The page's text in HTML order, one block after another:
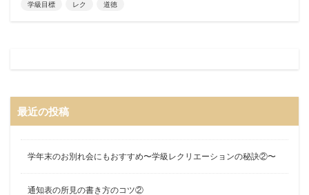
学級目標 レク 道徳
最近の投稿
学年末のお別れ会にもおすすめ〜学級レクリエーションの秘訣②〜
通知表の所見の書き方のコツ②